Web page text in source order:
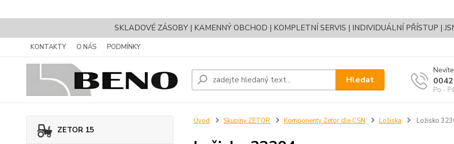
SKLADOVÉ ZÁSOBY | KAMENNÝ OBCHOD | KOMPLETNÍ SERVIS | INDIVIDUÁLNÍ PŘÍSTUP |
KONTAKTY O NÁS PODMÍNKY
Hledat
Po -
ZETOR 15
Úvod Skupiny ZETOR Komponenty Zetor dle CSN Ložiska Ložisko